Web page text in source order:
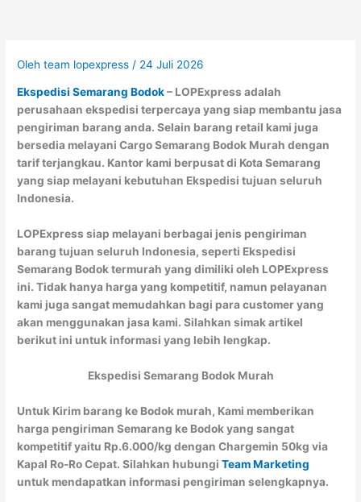
Olehteam lopexpress / 24 Juli 2026
Ekspedisi Semarang Bodok– LOPExpress adalah
perusahaan ekspedisi terpercaya yang siap membantu jasa
pengiriman barang anda. Selain barang retail kami juga
bersedia melayani Cargo Semarang Bodok Murah dengan
tarif terjangkau. Kantor kami berpusat di Kota Semarang
yang siap melayani kebutuhan Ekspedisi tujuan seluruh
Indonesia.
LOPExpress siap melayani berbagai jenis pengiriman
barang tujuan seluruh Indonesia, seperti Ekspedisi
Semarang Bodok termurah yang dimiliki oleh LOPExpress
ini. Tidak hanya harga yang kompetitif, namun pelayanan
kami juga sangat memudahkan bagi para customer yang
akan menggunakan jasa kami. Silahkan simak artikel
berikut ini untuk informasi yang lebih lengkap.
Ekspedisi Semarang Bodok Murah
Untuk Kirim barang ke Bodok murah, Kami memberikan
harga pengiriman Semarang ke Bodok yang sangat
kompetitif yaitu Rp.6.000/kg dengan Chargemin 50kg via
Kapal Ro-Ro Cepat. Silahkan hubungiTeam Marketing
untuk mendapatkan informasi pengiriman selengkapnya.